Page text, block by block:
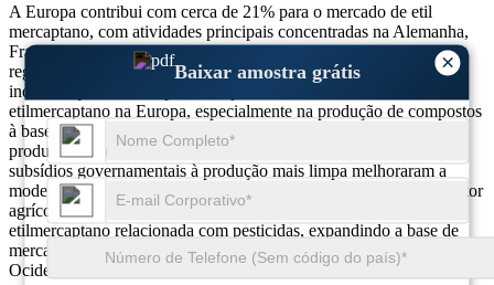
×
Baixar amostra grátis
A Europa contribui com cerca de 21% para o mercado de etil
mercaptano, com atividades principais concentradas na Alemanha,
França e Reino Unido. Aproximadamente 34% da demanda da
região está ligada à odorização de GLP e biogás. O setor da
indústria química é responsável por 29% do consumo de
etilmercaptano na Europa, especialmente na produção de compostos
à base de enxofre. Normas ambientais rigorosas levaram 27% dos
produtores a mudar para tecnologias de baixas emissões. Os
subsídios governamentais à produção mais limpa melhoraram a
modernização das instalações em 18%. Na Europa Oriental, o sector
agrícola está a registar um aumento de 16% na procura de
etilmercaptano relacionada com pesticidas, expandindo a base de
mercado para além dos utilizadores tradicionais da Europa
Ocidental.